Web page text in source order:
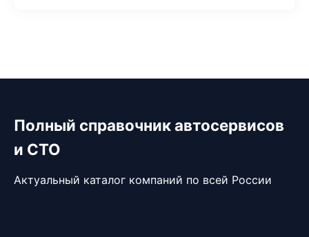
Полный справочник автосервисов
и СТО
Актуальный каталог компаний по всей России